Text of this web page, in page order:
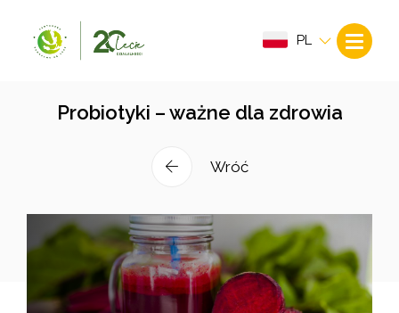
PL
Probiotyki – ważne dla zdrowia
Wróć